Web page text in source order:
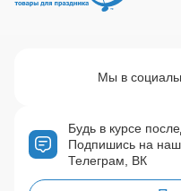
Будь в курсе
Подпишись на
Телеграм, ВК
Мы в